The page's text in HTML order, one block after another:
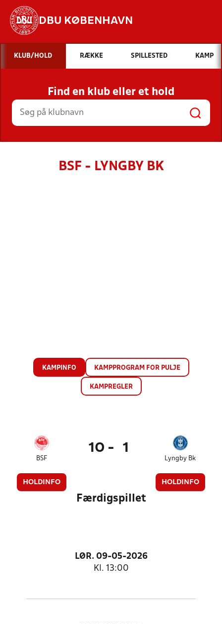
DBU KØBENHAVN
Hvad vil du søge efter?
INDHOLD OG NYHEDER
STILLINGER, RESULTATER, KLUBBER OG
HOLD
KLUB/HOLD RÆKKE SPILLESTED KAMP
Find en klub eller et hold
BSF - LYNGBY BK
KAMPINFO KAMPPROGRAM FOR PULJE
KAMPREGLER
BSF
HOLDINFO
10 - 1
Lyngby Bk
HOLDINFO
Færdigspillet
LØR. 09-05-2026
Kl. 13:00